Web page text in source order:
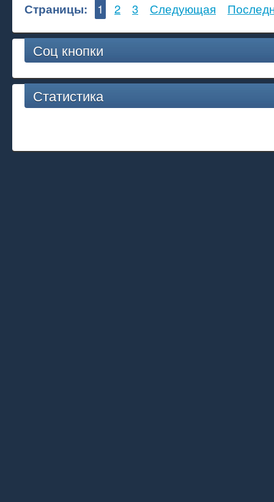
Страницы: 1 2 3 Следующая
Соц кнопки
Статистика